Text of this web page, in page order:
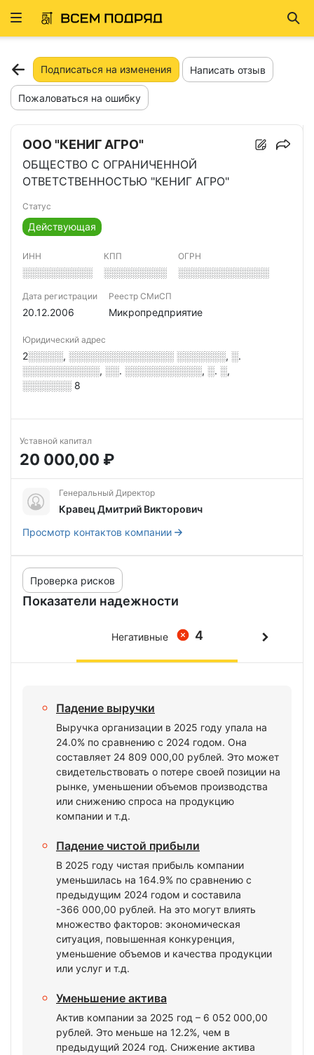
Развернуть
Подписаться на изменения Написать отзыв
Пожаловаться на ошибку
ООО "КЕНИГ АГРО"
ОБЩЕСТВО С ОГРАНИЧЕННОЙ
ОТВЕТСТВЕННОСТЬЮ "КЕНИГ АГРО"
Статус
Действующая
ИНН
░░░░░░░░░░
КПП
░░░░░░░░░
ОГРН
░░░░░░░░░░░░░
Дата регистрации
20.12.2006
Реестр СМиСП
Микропредприятие
Юридический адрес
2░░░░░, ░░░░░░░░░░░░░░░ ░░░░░░░, ░.
░░░░░░░░░░░, ░░. ░░░░░░░░░░░, ░. ░,
░░░░░░░ 8
Уставной капитал
20 000,00 ₽
Генеральный Директор
Кравец Дмитрий Викторович
Просмотр контактов компании
Показатели надежности
Проверка рисков
4
Негативные
Падение выручки
Выручка организации в 2025 году упала на
24.0% по сравнению с 2024 годом. Она
составляет 24 809 000,00 рублей. Это может
свидетельствовать о потере своей позиции на
рынке, уменьшении объемов производства
или снижению спроса на продукцию
компании и т.д.
Падение чистой прибыли
В 2025 году чистая прибыль компании
уменьшилась на 164.9% по сравнению с
предыдущим 2024 годом и составила
-366 000,00 рублей. На это могут влиять
множество факторов: экономическая
ситуация, повышенная конкуренция,
уменьшение объемов и качества продукции
или услуг и т.д.
Уменьшение актива
Актив компании за 2025 год – 6 052 000,00
рублей. Это меньше на 12.2%, чем в
предыдущий 2024 год. Снижение актива